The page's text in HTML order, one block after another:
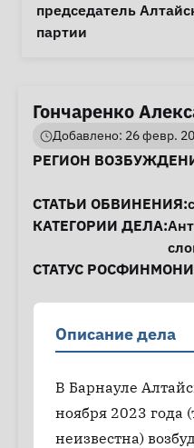
председатель
партии
Гончаренко
Добавлено: 26 февр.
Информация о
РЕГИОН
СТАТЬИ ОБВИНЕНИЯ:
КАТЕГОРИИ ДЕЛА:
СТАТУС
Описание дела
В Барнауле
ноября 2023 года
неизвестна)